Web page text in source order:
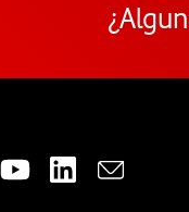
sociales de